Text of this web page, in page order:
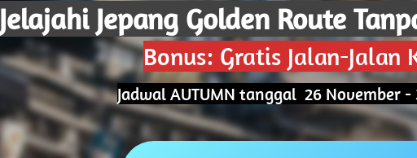
Jelajahi Jepang Golden Route
Bonus: Gratis Jalan-Jalan
Jadwal AUTUMN tanggal 26 November -